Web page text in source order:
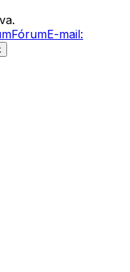
FórumE-mail: